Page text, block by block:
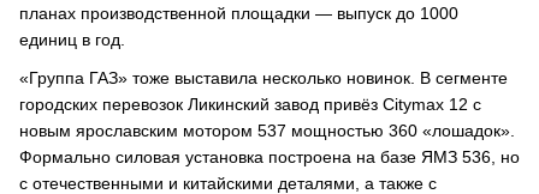
планах производственной площадки — выпуск до 1000
единиц в год.
«Группа ГАЗ» тоже выставила несколько новинок. В сегменте
городских перевозок Ликинский завод привёз Citymax 12 с
новым ярославским мотором 537 мощностью 360 «лошадок».
Формально силовая установка построена на базе ЯМЗ 536, но
с отечественными и китайскими деталями, а также с